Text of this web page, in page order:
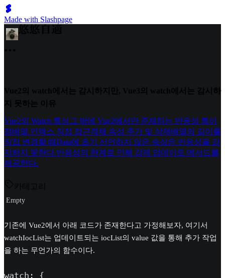
Made with Slashpage
Vue2의 watch에서는 감시하지만, Vue3의 watch에서는 감시하
지 못하는 이유
Vue2의 Watch 특성 그 밖에 Vue2에서만 존재하는 반응성 특이
점배열 인덱스 직접 접근객체 속성 추가 및 삭제 배열의 길이를
직접 변경할 때Data에 초기 선언하지 않은 속성은 반응성을 감
지하지 못한다.반응성의 한계로 인해 강제 업데이트 메서드를
제공한다.
카테고리
Empty
기존에 Vue2에서 아래 코드가 존재한다고 가정해보자, 여기서
watchIocList는 업데이트되는 iocList의 value 값을 통해 추가 작업
을 하는 무언가의 함수이다.
watch: {